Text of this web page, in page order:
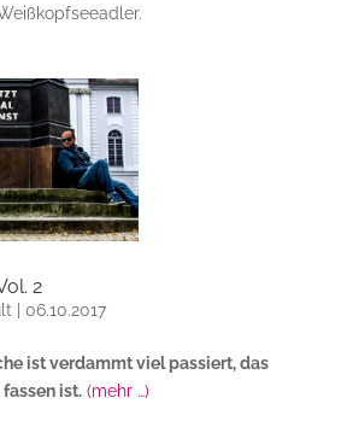
2
| 06.10.2017
ist verdammt viel passiert, das
ist. (mehr …)